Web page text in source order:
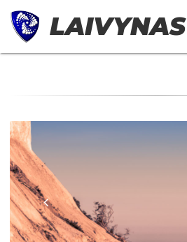
LAIVYNAS